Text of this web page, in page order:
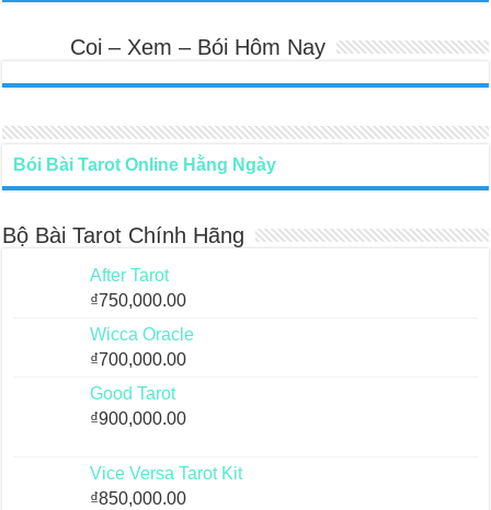
Coi – Xem – Bói Hôm Nay
Bói Bài Tarot Online Hằng Ngày
Bộ Bài Tarot Chính Hãng
After Tarot
₫750,000.00
Wicca Oracle
₫700,000.00
Good Tarot
₫900,000.00
Vice Versa Tarot Kit
₫850,000.00